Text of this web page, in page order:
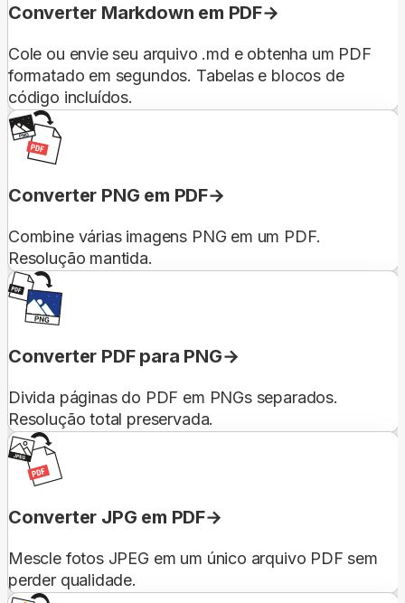
Converter Markdown em PDF
Cole ou envie seu arquivo .md e obtenha um PDF
formatado em segundos. Tabelas e blocos de
código incluídos.
Converter PNG em PDF
Combine várias imagens PNG em um PDF.
Resolução mantida.
Converter PDF para PNG
Divida páginas do PDF em PNGs separados.
Resolução total preservada.
Converter JPG em PDF
Mescle fotos JPEG em um único arquivo PDF sem
perder qualidade.